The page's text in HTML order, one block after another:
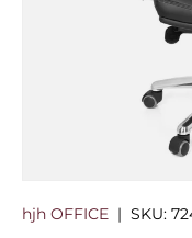
hjh OFFICE | SKU: